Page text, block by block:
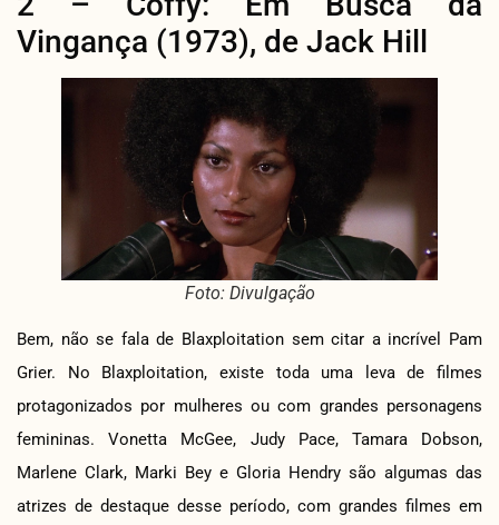
Vingança (1973), de Jack Hill
Foto: Divulgação
Bem, não se fala de Blaxploitation sem citar a incrível Pam
Grier. No Blaxploitation, existe toda uma leva de filmes
protagonizados por mulheres ou com grandes personagens
femininas. Vonetta McGee, Judy Pace, Tamara Dobson,
Marlene Clark, Marki Bey e Gloria Hendry são algumas das
atrizes de destaque desse período, com grandes filmes em